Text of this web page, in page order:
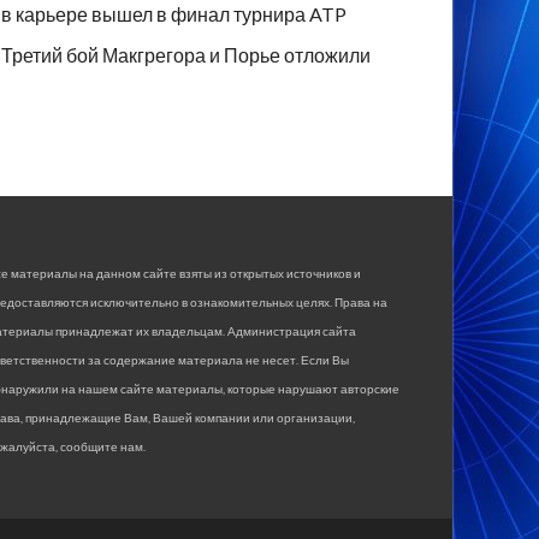
в карьере вышел в финал турнира ATP
Третий бой Макгрегора и Порье отложили
материалы на данном сайте взяты из открытых источников и
исключительно в ознакомительных целях. Права на
принадлежат их владельцам. Администрация сайта
за содержание материала не несет. Если Вы
на нашем сайте материалы, которые нарушают авторские
принадлежащие Вам, Вашей компании или организации,
сообщите нам.